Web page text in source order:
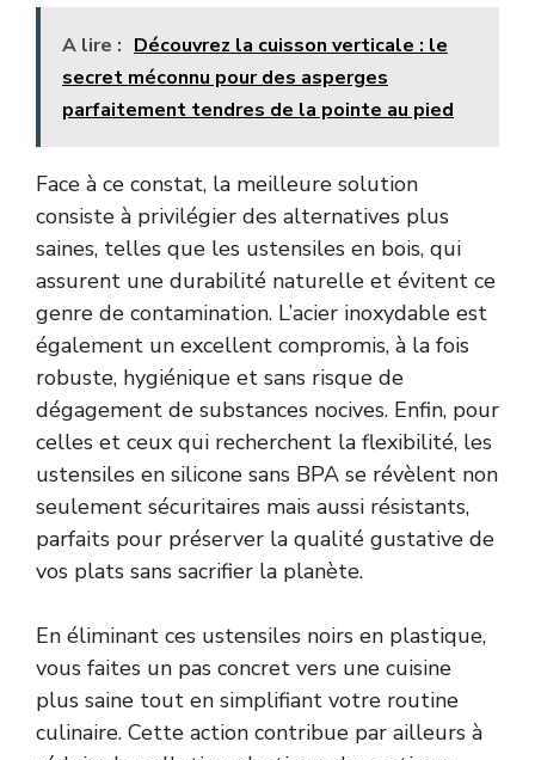
A lire : Découvrez la cuisson verticale : le
secret méconnu pour des asperges
parfaitement tendres de la pointe au pied
Face à ce constat, la meilleure solution
consiste à privilégier des alternatives plus
saines, telles que les ustensiles en bois, qui
assurent une durabilité naturelle et évitent ce
genre de contamination. L’acier inoxydable est
également un excellent compromis, à la fois
robuste, hygiénique et sans risque de
dégagement de substances nocives. Enfin, pour
celles et ceux qui recherchent la flexibilité, les
ustensiles en silicone sans BPA se révèlent non
seulement sécuritaires mais aussi résistants,
parfaits pour préserver la qualité gustative de
vos plats sans sacrifier la planète.
En éliminant ces ustensiles noirs en plastique,
vous faites un pas concret vers une cuisine
plus saine tout en simplifiant votre routine
culinaire. Cette action contribue par ailleurs à